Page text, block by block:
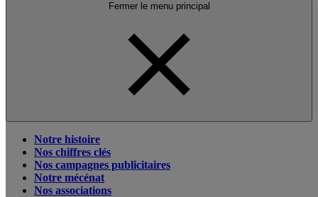
Fermer le menu principal
Notre histoire
Nos chiffres clés
Nos campagnes publicitaires
Notre mécénat
Nos associations